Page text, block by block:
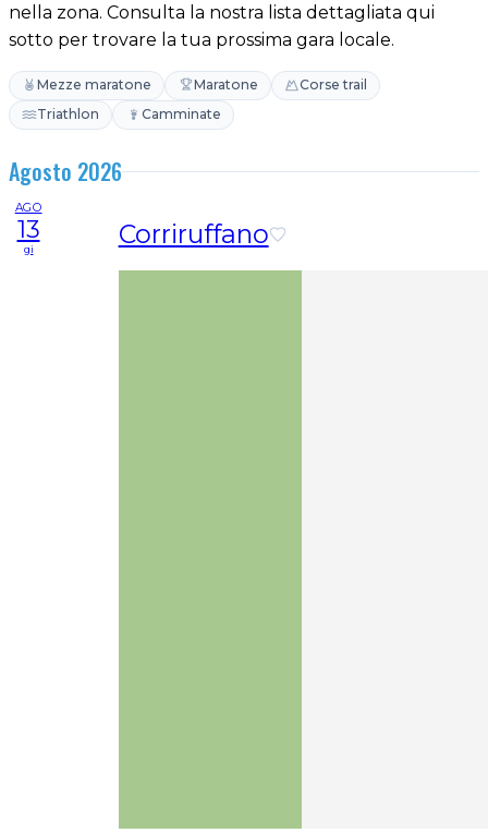
nella zona. Consulta la nostra lista dettagliata qui
sotto per trovare la tua prossima gara locale.
Mezze maratone Maratone
Corse trail
Triathlon
Camminate
Agosto 2026
AGO
13
gi Corriruffano